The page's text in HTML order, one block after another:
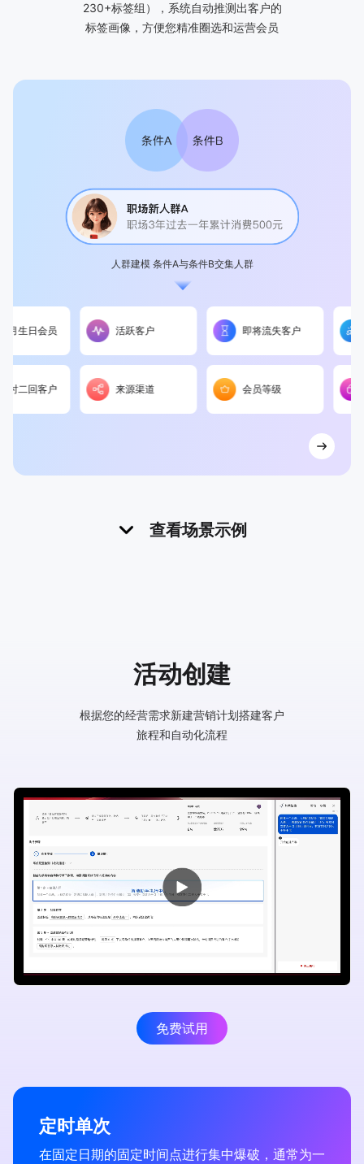
230+标签组），系统自动推测出客户的
标签画像，方便您精准圈选和运营会员
人群建模 条件A与条件B交集人群
活跃客户 即将流失客户 访问未支付客
来源渠道 加购未支付客
查看场景示例
单品复购营销
一个月内买过某品牌三段奶粉的客户进行导购 1V1
触达，引导复购
进一步了解
粉的客户推荐纸尿裤等，可以准确预测客户需求，
带来销售转化
推荐自营闪电充电蓝牙耳机
活动创建
根据您的经营需求新建营销计划搭建客户
旅程和自动化流程
免费试用
定时单次
在固定日期的固定时间点进行集中爆破，通常为一